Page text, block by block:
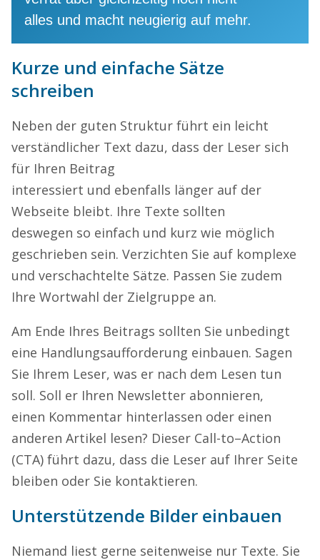
alles und macht neugierig auf mehr.
Kurze und einfache Sätze
schreiben
Neben der guten Struktur führt ein leicht
verständlicher Text dazu, dass der Leser sich
für Ihren Beitrag
interessiert und ebenfalls länger auf der
Webseite bleibt. Ihre Texte sollten
deswegen so einfach und kurz wie möglich
geschrieben sein. Verzichten Sie auf komplexe
und verschachtelte Sätze. Passen Sie zudem
Ihre Wortwahl der Zielgruppe an.
Am Ende Ihres Beitrags sollten Sie unbedingt
eine Handlungsaufforderung einbauen. Sagen
Sie Ihrem Leser, was er nach dem Lesen tun
soll. Soll er Ihren Newsletter abonnieren,
einen Kommentar hinterlassen oder einen
anderen Artikel lesen? Dieser Call-to–Action
(CTA) führt dazu, dass die Leser auf Ihrer Seite
bleiben oder Sie kontaktieren.
Unterstützende Bilder einbauen
Niemand liest gerne seitenweise nur Texte. Sie